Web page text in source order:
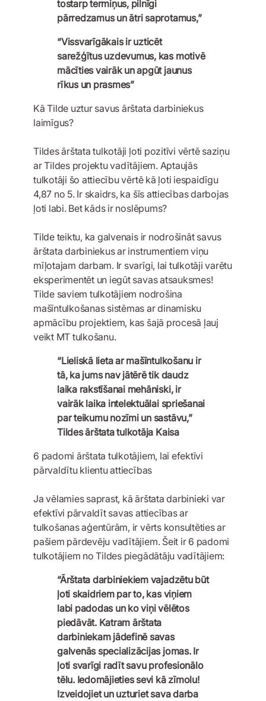
tostarp termiņus, pilnīgi
pārredzamus un ātri saprotamus,”
“Vissvarīgākais ir uzticēt
sarežģītus uzdevumus, kas motivē
mācīties vairāk un apgūt jaunus
rīkus un prasmes”
Kā Tilde uztur savus ārštata darbiniekus
laimīgus?
Tildes ārštata tulkotāji ļoti pozitīvi vērtē saziņu
ar Tildes projektu vadītājiem. Aptaujās
tulkotāji šo attiecību vērtē kā ļoti iespaidīgu
4,87 no 5. Ir skaidrs, ka šīs attiecības darbojas
ļoti labi. Bet kāds ir noslēpums?
Tilde teiktu, ka galvenais ir nodrošināt savus
ārštata darbiniekus ar instrumentiem viņu
mīļotajam darbam. Ir svarīgi, lai tulkotāji varētu
eksperimentēt un iegūt savas atsauksmes!
Tilde saviem tulkotājiem nodrošina
mašīntulkošanas sistēmas ar dinamisku
apmācību projektiem, kas šajā procesā ļauj
veikt MT tulkošanu.
“Lieliskā lieta ar mašīntulkošanu ir
tā, ka jums nav jātērē tik daudz
laika rakstīšanai mehāniski, ir
vairāk laika intelektuālai spriešanai
par teikumu nozīmi un sastāvu,”
Tildes ārštata tulkotāja Kaisa
6 padomi ārštata tulkotājiem, lai efektīvi
pārvaldītu klientu attiecības
Ja vēlamies saprast, kā ārštata darbinieki var
efektīvi pārvaldīt savas attiecības ar
tulkošanas aģentūrām, ir vērts konsultēties ar
pašiem pārdevēju vadītājiem. Šeit ir 6 padomi
tulkotājiem no Tildes piegādātāju vadītājiem:
“Ārštata darbiniekiem vajadzētu būt
ļoti skaidriem par to, kas viņiem
labi padodas un ko viņi vēlētos
piedāvāt. Katram ārštata
darbiniekam jādefinē savas
galvenās specializācijas jomas. Ir
ļoti svarīgi radīt savu profesionālo
tēlu. Iedomājieties sevi kā zīmolu!
Izveidojiet un uzturiet sava darba